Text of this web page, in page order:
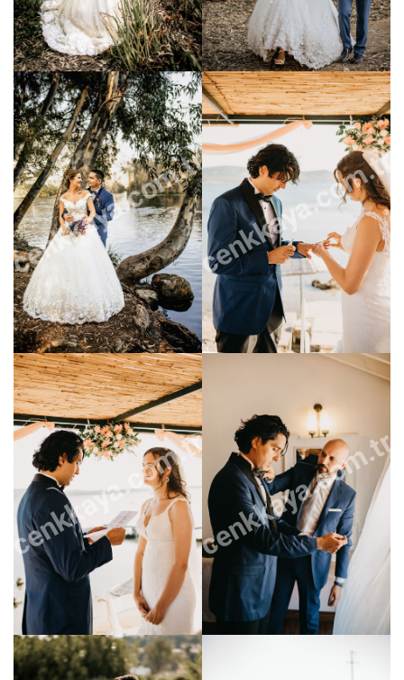
cenkkaya.com.trcenkkaya.com.tr
cenkkaya.com.trcenkkaya.com.tr